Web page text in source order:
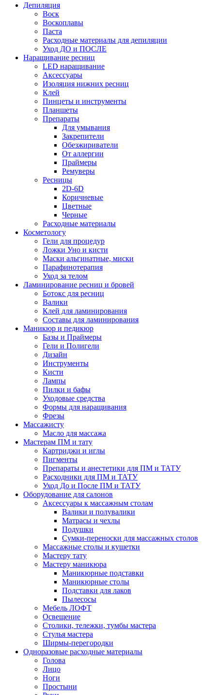
Депиляция
Воск
Воскоплавы
Паста
Расходные материалы для депиляции
Уход ДО и ПОСЛЕ
Наращивание ресниц
LED наращивание
Аксессуары
Изоляция нижних ресниц
Клей
Пинцеты и инструменты
Планшеты
Препараты
Для умывания
Закрепители
Обезжириватели
От аллергии
Праймеры
Ремуверы
Ресницы
2D-6D
Коричневые
Цветные
Черные
Расходные материалы
Косметологу
Гели для процедур
Ложки Уно и кисти
Маски альгинатные, миски
Парафинотерапия
Уход за телом
Ламинирование ресниц и бровей
Ботокс для ресниц
Валики
Клей для ламинирования
Составы для ламинирования
Маникюр и педикюр
Базы и Праймеры
Гели и Полигели
Дизайн
Инструменты
Кисти
Лампы
Пилки и бафы
Уходовые средства
Формы для наращивания
Фрезы
Массажисту
Масло для массажа
Мастерам ПМ и тату
Картриджи и иглы
Пигменты
Препараты и анестетики для ПМ и ТАТУ
Расходники для ПМ и ТАТУ
Уход До и После ПМ и ТАТУ
Оборудование для салонов
Аксессуары к массажным столам
Валики и полувалики
Матрасы и чехлы
Подушки
Сумки-переноски для массажных столов
Массажные столы и кушетки
Мастеру тату
Мастеру маникюра
Маникюрные подставки
Маникюрные столы
Подставки для лаков
Пылесосы
Мебель ЛОФТ
Освещение
Столики, тележки, тумбы мастера
Стулья мастера
Ширмы-перегородки
Одноразовые расходные материалы
Голова
Лицо
Ноги
Простыни